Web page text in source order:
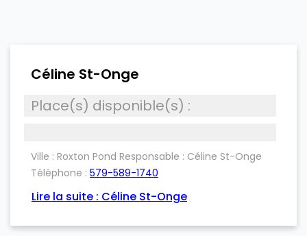
Céline St-Onge
Place(s) disponible(s) :
Ville : Roxton Pond Responsable : Céline St-Onge
Téléphone : 579-589-1740
Lire la suite : Céline St-Onge